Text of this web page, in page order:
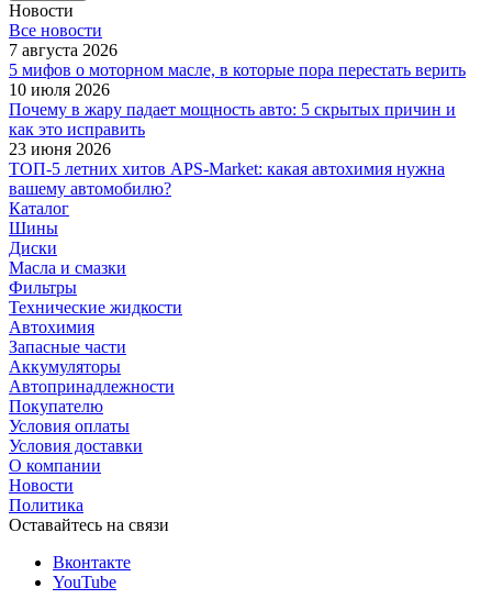
Новости
Все новости
7 августа 2026
5 мифов о моторном масле, в которые пора перестать верить
10 июля 2026
Почему в жару падает мощность авто: 5 скрытых причин и
как это исправить
23 июня 2026
ТОП-5 летних хитов APS-Market: какая автохимия нужна
вашему автомобилю?
Каталог
Шины
Диски
Масла и смазки
Фильтры
Технические жидкости
Автохимия
Запасные части
Аккумуляторы
Автопринадлежности
Покупателю
Условия оплаты
Условия доставки
О компании
Новости
Политика
Оставайтесь на связи
Вконтакте
YouTube